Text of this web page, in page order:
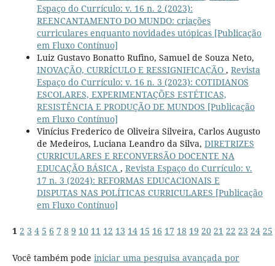
Espaço do Currículo: v. 16 n. 2 (2023):
REENCANTAMENTO DO MUNDO: criações
curriculares enquanto novidades utópicas [Publicação
em Fluxo Contínuo]
Luiz Gustavo Bonatto Rufino, Samuel de Souza Neto,
INOVAÇÃO, CURRÍCULO E RESSIGNIFICAÇÃO , Revista
Espaço do Currículo: v. 16 n. 3 (2023): COTIDIANOS
ESCOLARES, EXPERIMENTAÇÕES ESTÉTICAS,
RESISTÊNCIA E PRODUÇÃO DE MUNDOS [Publicação
em Fluxo Contínuo]
Vinícius Frederico de Oliveira Silveira, Carlos Augusto
de Medeiros, Luciana Leandro da Silva, DIRETRIZES
CURRICULARES E RECONVERSÃO DOCENTE NA
EDUCAÇÃO BÁSICA , Revista Espaço do Currículo: v.
17 n. 3 (2024): REFORMAS EDUCACIONAIS E
DISPUTAS NAS POLÍTICAS CURRICULARES [Publicação
em Fluxo Contínuo]
1 2 3 4 5 6 7 8 9 10 11 12 13 14 15 16 17 18 19 20 21 22 23 24 25
Você também pode iniciar uma pesquisa avançada por